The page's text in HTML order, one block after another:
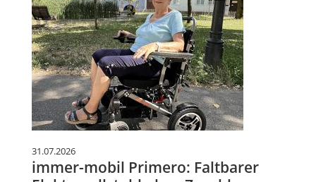
31.07.2026
immer-mobil Primero: Faltbarer